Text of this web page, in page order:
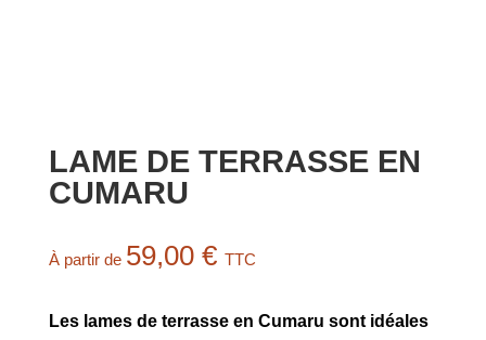
LAME DE TERRASSE EN
CUMARU
À partir de 59,00 € TTC
Les lames de terrasse en Cumaru sont idéales